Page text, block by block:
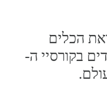
הכלים
בקורסיי ה-